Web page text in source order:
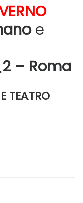
e
– Roma
TEATRO